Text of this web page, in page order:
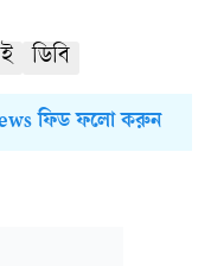
ডিবি
ফিড ফলো করুন